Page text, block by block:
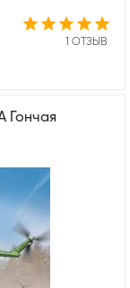
1 ОТЗЫВ
Гончая